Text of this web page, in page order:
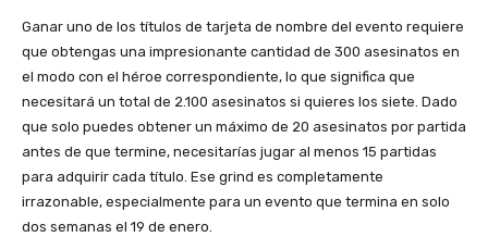
Ganar uno de los títulos de tarjeta de nombre del evento requiere
que obtengas una impresionante cantidad de 300 asesinatos en
el modo con el héroe correspondiente, lo que significa que
necesitará un total de 2.100 asesinatos si quieres los siete. Dado
que solo puedes obtener un máximo de 20 asesinatos por partida
antes de que termine, necesitarías jugar al menos 15 partidas
para adquirir cada título. Ese grind es completamente
irrazonable, especialmente para un evento que termina en solo
dos semanas el 19 de enero.